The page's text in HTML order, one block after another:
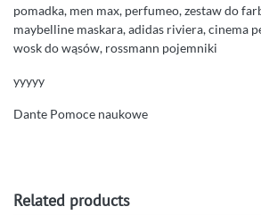
pomadka, men max, perfumeo, zestaw do
maybelline maskara, adidas riviera, cinema
wosk do wąsów, rossmann pojemniki
yyyyy
Dante Pomoce naukowe
Related products